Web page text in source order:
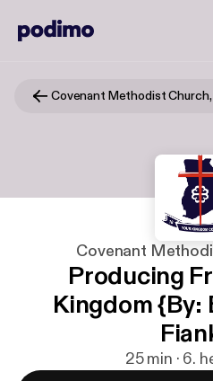
Covenant
Producing
Kingdom {By:
25 min · 6.